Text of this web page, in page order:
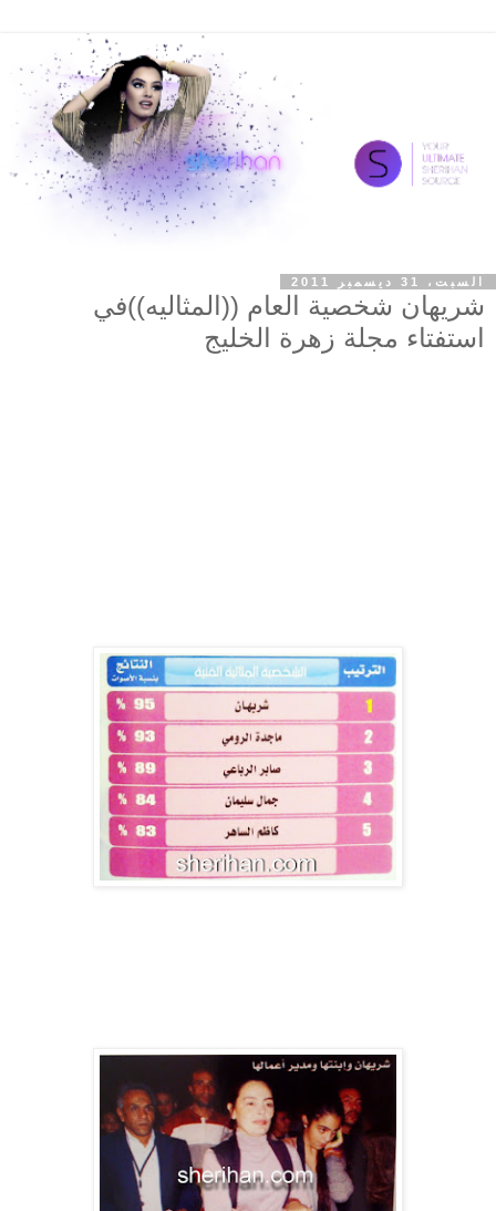
السبت، 31 ديسمبر 2011
شريهان شخصية العام ((المثاليه))في
استفتاء مجلة زهرة الخليج